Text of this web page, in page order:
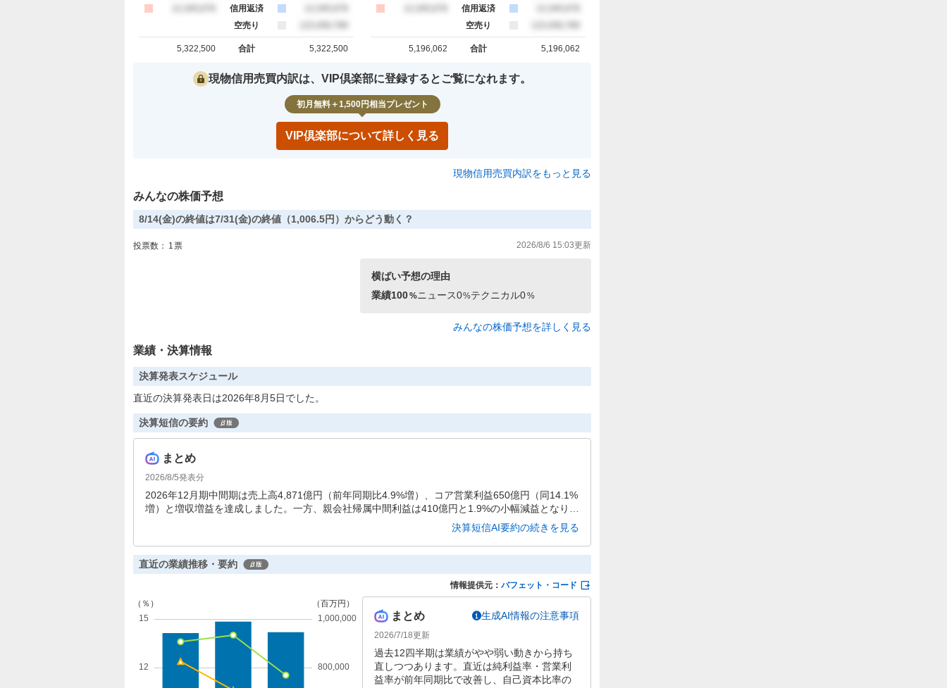
信用返済
空売り
合計
買約定 合計
5,322,500
売約定 合計
5,322,500
信用返済
空売り
合計
買約定 合計
5,196,062
売約定 合計
5,196,062
現物信用売買内訳は、VIP倶楽部に登録するとご覧になれます。
初月無料＋1,500円相当プレゼント
VIP倶楽部について詳しく見る
現物信用売買内訳をもっと見る
みんなの株価予想
8/14(金)の終値は7/31(金)の終値（1,006.5円）からどう動く？
投票数： 1 票 2026/8/6 15:03更新
横ばい予想の理由
業績100%ニュース0%テクニカル0%
みんなの株価予想を詳しく見る
業績・決算情報
決算発表スケジュール
直近の決算発表日は2026年8月5日でした。
決算短信の要約
まとめ
2026/8/5発表分
2026年12月期中間期は売上高4,871億円（前年同期比4.9%増）、コア営業利益650億円（同14.1%
増）と増収増益を達成しました。一方、親会社帰属中間利益は410億円と1.9%の小幅減益となりま
した。通期予想は下方修正されており、原材料・物流費の高騰が下期の収益圧迫要因として注視さ
決算短信AI要約の続きを見る
直近の業績推移・要約
情報提供元： バフェット・コード
まとめ 生成AI情報の注意事項
2026/7/18更新
過去12四半期は業績がやや弱い動きから持ち
直しつつあります。直近は純利益率・営業利
益率が前年同期比で改善し、自己資本比率の